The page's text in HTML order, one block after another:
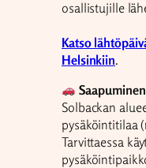
osallistujille
Katso
Helsinkiin.
Solbackan
pysäköintitilaa
Tarvittaessa